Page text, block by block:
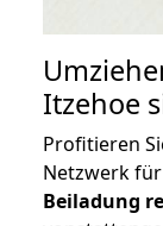
Itzehoe
Profitieren
Netzwerk
Beiladung